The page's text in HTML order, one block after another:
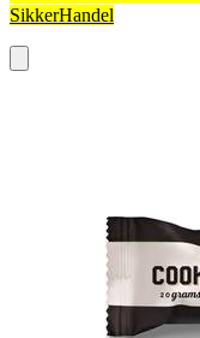
SikkerHandel